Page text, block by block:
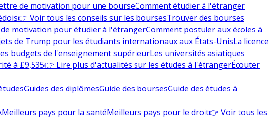
de motivation pour une bourseComment étudier à l'étranger
👉 Voir tous les conseils sur les boursesTrouver des bourses
motivation pour étudier à l'étrangerComment postuler aux écoles à
de Trump pour les étudiants internationaux aux États-UnisLa licence
budgets de l'enseignement supérieurLes universités asiatiques
à £9,535👉 Lire plus d'actualités sur les études à l'étrangerÉcouter
Guides des diplômesGuide des boursesGuide des études à
Meilleurs pays pour la santéMeilleurs pays pour le droit👉 Voir tous les